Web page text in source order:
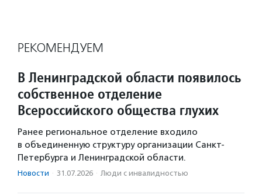
РЕКОМЕНДУЕМ
В Ленинградской области появилось
собственное отделение
Всероссийского общества глухих
Ранее региональное отделение входило
в объединенную структуру организации Санкт-
Петербурга и Ленинградской области.
Новости · 31.07.2026 · Люди с инвалидностью